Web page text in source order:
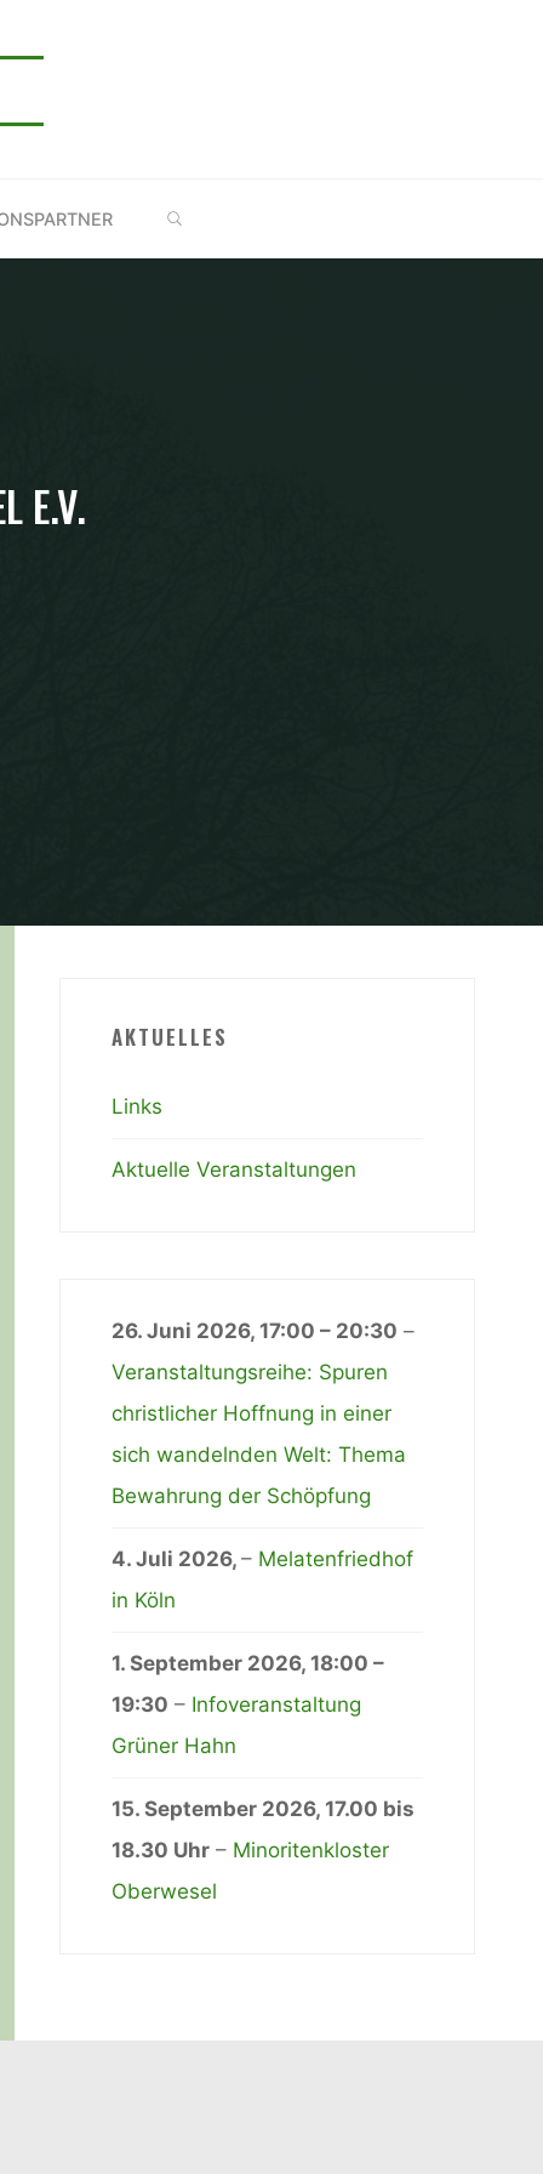
E.V.
AKTUELLES
Links
Aktuelle Veranstaltungen
26. Juni 2026, 17:00 – 20:30 –
Veranstaltungsreihe: Spuren
christlicher Hoffnung in einer
sich wandelnden Welt: Thema
Bewahrung der Schöpfung
4. Juli 2026,– Melatenfriedhof
in Köln
1. September 2026, 18:00 –
19:30 – Infoveranstaltung
Grüner Hahn
15. September 2026, 17.00 bis
18.30 Uhr – Minoritenkloster
Oberwesel